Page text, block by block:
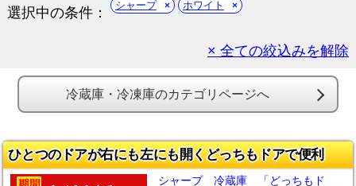
選択中の条件： シャープ ホワイト
× 全ての絞込みを解除
冷蔵庫・冷凍庫のカテゴリページへ
ひとつのドアが右にも左にも開くどっちもドアで便利
シャープ 冷蔵庫 「どっちもド